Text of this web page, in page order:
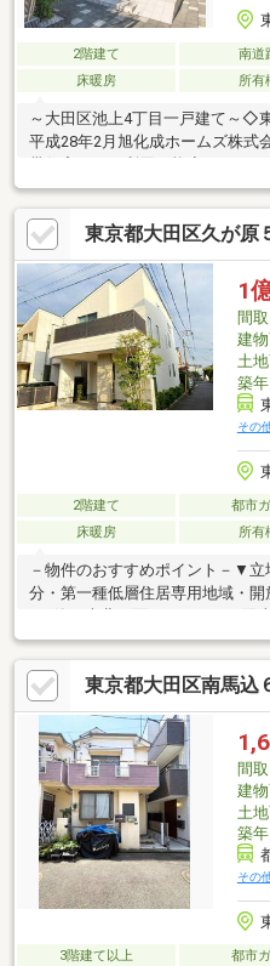
2階建て 南道
床暖房
所有
～大田区池上4丁目一戸建て～◇
平成28年2月旭化成ホームズ株
土地面積206.45m2（62.45坪）
南側幅員5.4ｍ◇詳細は担当まで
東京都大田区久が原
1
間取
建
土
築年
その
2階建て 都市
床暖房
所有
－物件のおすすめポイント－▼
分・第一種低層住居専用地域・
6月築・南北両面バルコニーで陽
たLDKは約20.2帖・LDの天井高
納有・屋根裏スペースは多目的
設備・床暖房(LD)・浴室テレビ
【内装】キッチン、トイレ、UB
塗装■ ご希望の住まい探しを
件の詳細・ご相談はお気軽にお問
東京都大田区南馬込
間取
建
土
築年
その
3階建て以上 都市